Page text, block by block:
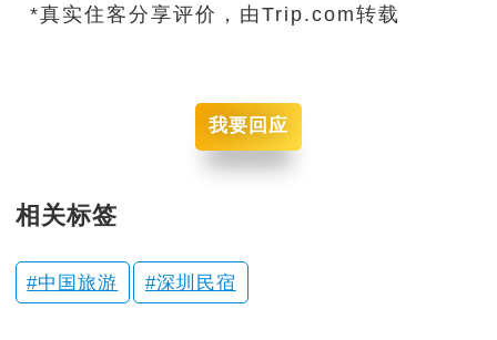
*真实住客分享评价，由Trip.com转载
我要回应
相关标签
中国旅游 深圳民宿